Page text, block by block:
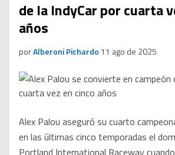
de la IndyCar por cuarta
años
porAlberoni Pichardo·11 ago de 2025
Alex Palou aseguró su cuarto
en las últimas cinco temporadas el